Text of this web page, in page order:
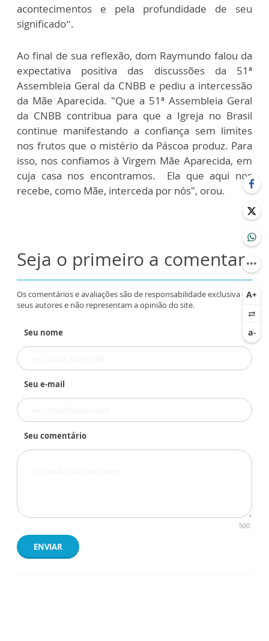
acontecimentos e pela profundidade de seu
significado”.
Ao final de sua reflexão, dom Raymundo falou da
expectativa positiva das discussões da 51ª
Assembleia Geral da CNBB e pediu a intercessão
da Mãe Aparecida. "Que a 51ª Assembleia Geral
da CNBB contribua para que a Igreja no Brasil
continue manifestando a confiança sem limites
nos frutos que o mistério da Páscoa produz. Para
isso, nos confiamos à Virgem Mãe Aparecida, em
cuja casa nos encontramos. Ela que aqui nos
recebe, como Mãe, interceda por nós", orou.
Seja o primeiro a comentar
Os comentários e avaliações são de responsabilidade exclusiva de
seus autores e não representam a opinião do site.
Seu nome
Seu e-mail
Seu comentário
500
ENVIAR